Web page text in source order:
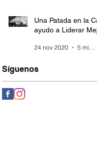
Una Patada en la
ayudo a Liderar
24 nov 2020 5 min de lectura
Síguenos